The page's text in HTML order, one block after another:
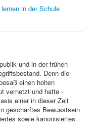
in der Schule
und in der frühen
Denn die
einen hohen
vernetzt und hatte -
einer in dieser Zeit
geschärftes Bewusstsein
sowie kanonisiertes